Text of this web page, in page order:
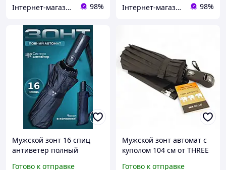
Інтернет-магазин Sport Year 98% Інтернет-магазин Sport Year 98%
Мужской зонт 16 спиц
антиветер полный
Готово к отправке
Мужской зонт автомат с
куполом 104 см от THREE
Готово к отправке